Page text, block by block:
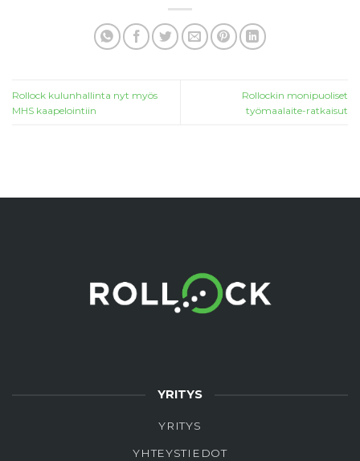
Rollock kulunhallinta nyt myös
MHS kaapelointiin
Rollockin monipuoliset
työmaalaite-ratkaisut
YRITYS
YRITYS
YHTEYSTIEDOT